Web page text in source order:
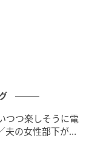
つつ楽しそうに電
夫の女性部下が気